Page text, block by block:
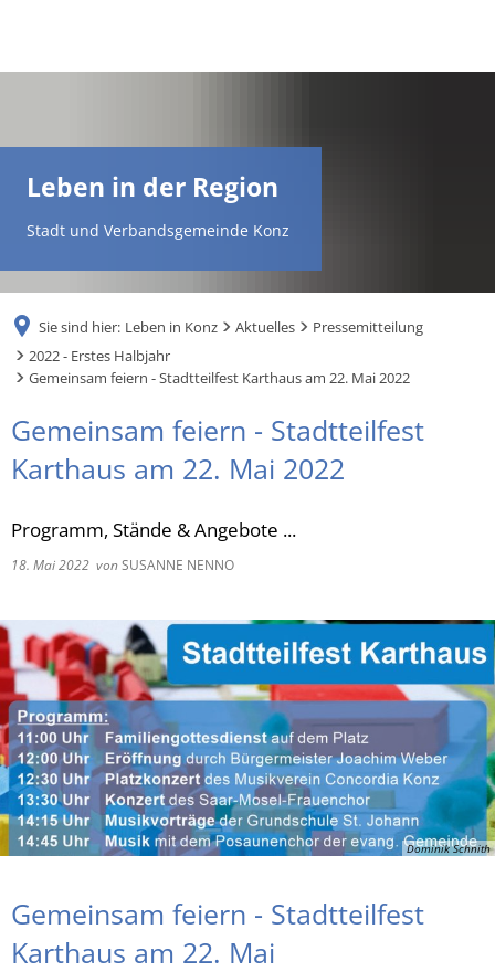
Leben in der Region
Stadt und Verbandsgemeinde Konz
Sie sind hier: Leben in Konz Aktuelles
Pressemitteilung
2022 - Erstes Halbjahr
Gemeinsam feiern - Stadtteilfest Karthaus am 22. Mai 2022
Gemeinsam feiern - Stadtteilfest
Karthaus am 22. Mai 2022
Programm, Stände & Angebote ...
18. Mai 2022 vonSUSANNE NENNO
Dominik Schnith
Gemeinsam feiern - Stadtteilfest
Karthaus am 22. Mai